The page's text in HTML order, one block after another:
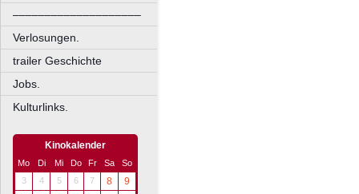
––––––––––––––––––––
Verlosungen.
trailer Geschichte
Jobs.
Kulturlinks.
Kinokalender
Mo Di Mi Do Fr Sa
So
3
4 5 6 7 8
9